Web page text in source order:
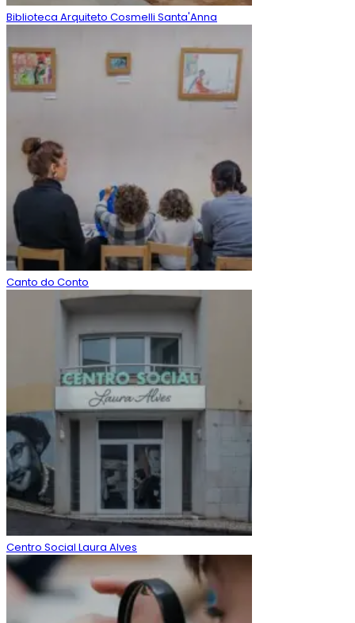
Biblioteca Arquiteto Cosmelli Santa'Anna
Canto do Conto
Centro Social Laura Alves